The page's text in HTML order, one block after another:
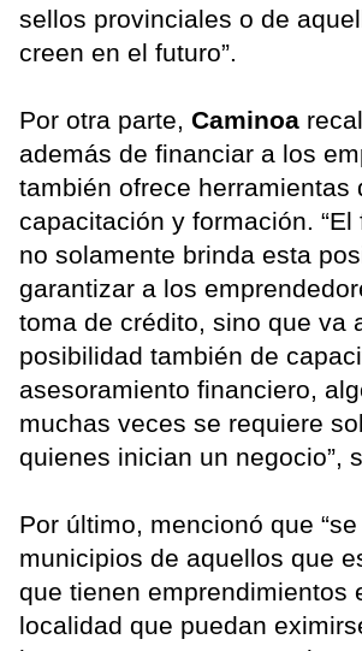
sellos provinciales o de
creen en el futuro”.
Por otra parte, Caminoa
además de financiar a los
también ofrece herramientas
capacitación y formación. “El
no solamente brinda esta
garantizar a los
toma de crédito, sino que va
posibilidad también de
asesoramiento financiero,
muchas veces se requiere
quienes inician un negocio”,
Por último, mencionó que
municipios de aquellos que
que tienen emprendimientos
localidad que puedan